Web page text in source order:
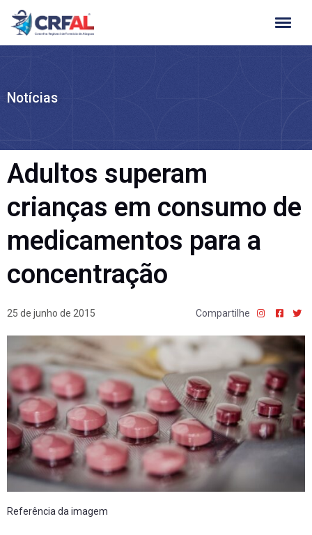
Ir
para
Notícias
Adultos superam
crianças em consumo de
medicamentos para a
concentração
25 de junho de 2015 Compartilhe
Referência da imagem